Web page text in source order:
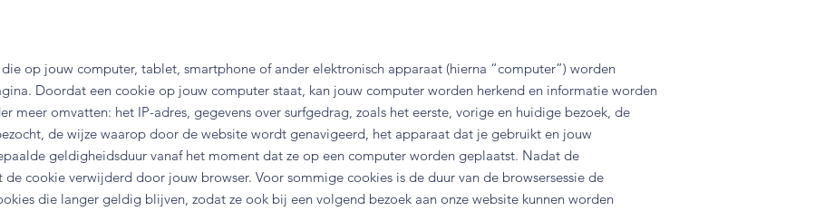
op jouw computer, tablet, smartphone of ander elektronisch apparaat (hierna “computer”) worden
Doordat een cookie op jouw computer staat, kan jouw computer worden herkend en informatie worden
meer omvatten: het IP-adres, gegevens over surfgedrag, zoals het eerste, vorige en huidige bezoek, de
de wijze waarop door de website wordt genavigeerd, het apparaat dat je gebruikt en jouw
geldigheidsduur vanaf het moment dat ze op een computer worden geplaatst. Nadat de
cookie verwijderd door jouw browser. Voor sommige cookies is de duur van de browsersessie de
die langer geldig blijven, zodat ze ook bij een volgend bezoek aan onze website kunnen worden